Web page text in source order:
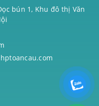
bún 1, Khu đô thị Văn